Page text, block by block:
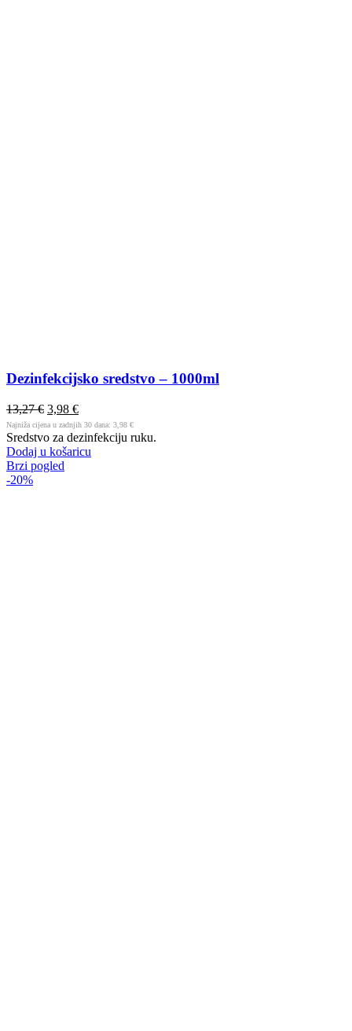
Dezinfekcijsko sredstvo – 1000ml
13,27€ 3,98 €
Najniža cijena u zadnjih 30 dana: 3,98 €
Sredstvo za dezinfekciju ruku.
Dodaj u košaricu
Brzi pogled
-20%